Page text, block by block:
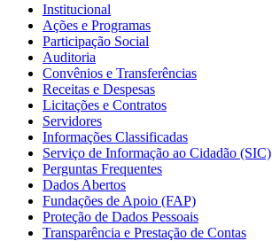
Institucional
Ações e Programas
Participação Social
Auditoria
Convênios e Transferências
Receitas e Despesas
Licitações e Contratos
Servidores
Informações Classificadas
Serviço de Informação ao Cidadão (SIC)
Perguntas Frequentes
Dados Abertos
Fundações de Apoio (FAP)
Proteção de Dados Pessoais
Transparência e Prestação de Contas